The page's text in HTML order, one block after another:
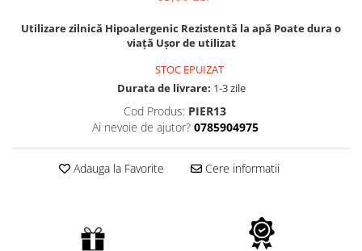
Utilizare zilnică Hipoalergenic Rezistentă la apă Poate dura o
viață Ușor de utilizat
STOC EPUIZAT
Durata de livrare: 1-3 zile
Cod Produs: PIER13
Ai nevoie de ajutor? 0785904975
Adauga la Favorite Cere informatii